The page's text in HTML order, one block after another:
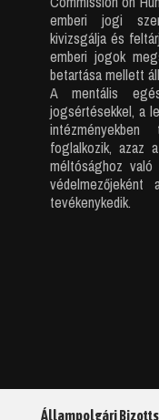
emberi jogi
kivizsgálja és
emberi jogok
betartása mellett
A mentális
jogsértésekkel, a
foglalkozik, azaz
méltósághoz
védelmezőjeként
tevékenykedik.
Állampolgári